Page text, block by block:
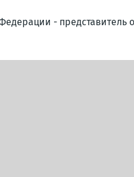
- представитель